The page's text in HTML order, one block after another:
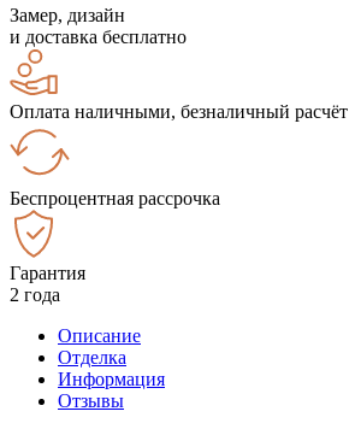
Замер, дизайн
и доставка бесплатно
Оплата наличными, безналичный расчёт
Беспроцентная рассрочка
Гарантия
2 года
Описание
Отделка
Информация
Отзывы